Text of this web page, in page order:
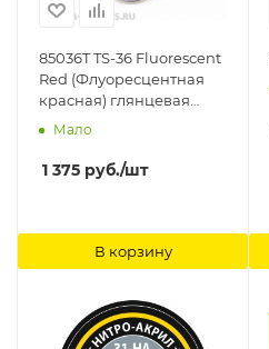
85036T TS-36 Fluorescent
Red (Флуоресцентная
красная) глянцевая
Tamiya
Мало
1 375 руб./шт
В корзину